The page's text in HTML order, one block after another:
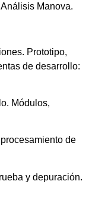
Manova.
Prototipo,
de desarrollo:
Módulos,
de
y depuración.